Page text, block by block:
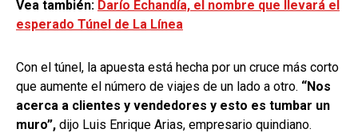
Vea también: Darío Echandía, el nombre que llevará el
esperado Túnel de La Línea
Con el túnel, la apuesta está hecha por un cruce más corto
que aumente el número de viajes de un lado a otro. “Nos
acerca a clientes y vendedores y esto es tumbar un
muro”, dijo Luis Enrique Arias, empresario quindiano.